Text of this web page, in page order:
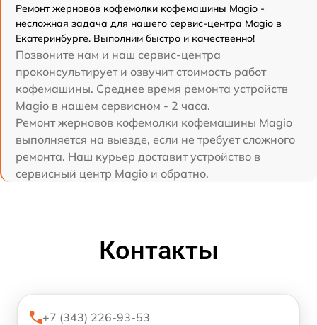
Ремонт жерновов кофемолки кофемашины Magio -
несложная задача для нашего сервис-центра Magio в
Екатеринбурге. Выполним быстро и качественно!
Позвоните нам и наш сервис-центра
проконсультирует и озвучит стоимость работ
кофемашины. Среднее время ремонта устройств
Magio в нашем сервисном - 2 часа.
Ремонт жерновов кофемолки кофемашины Magio
выполняется на выезде, если не требует сложного
ремонта. Наш курьер доставит устройство в
сервисный центр Magio и обратно.
Контакты
+7 (343) 226-93-53